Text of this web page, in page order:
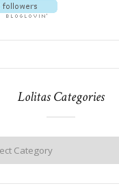
Lolitas Categories